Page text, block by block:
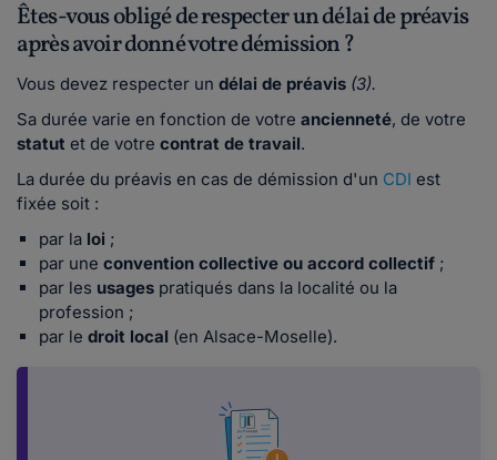
Êtes-vous obligé de respecter un délai de préavis
après avoir donné votre démission ?
Vous devez respecter un délai de préavis (3).
Sa durée varie en fonction de votre ancienneté, de votre
statut et de votre contrat de travail.
La durée du préavis en cas de démission d'un CDI est
fixée soit :
par la loi ;
par une convention collective ou accord collectif ;
par les usages pratiqués dans la localité ou la
profession ;
par le droit local (en Alsace-Moselle).